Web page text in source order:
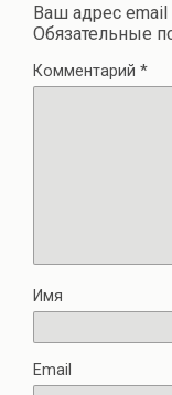
Ваш адрес email
Обязательные
Комментарий *
Имя
Email